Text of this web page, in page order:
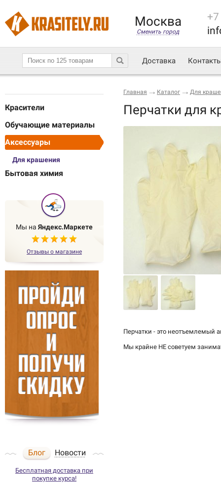
Москва
Сменить город
Доставка
Красители
Обучающие материалы
Аксессуары
Для крашения
Бытовая химия
Мы на Яндекс.Маркете
Отзывы о магазине
Блог Новости
Бесплатная доставка при
покупке курса!
Главная Каталог Для
Перчатки для
Перчатки - это неотъемлемый
Мы крайне НЕ советуем